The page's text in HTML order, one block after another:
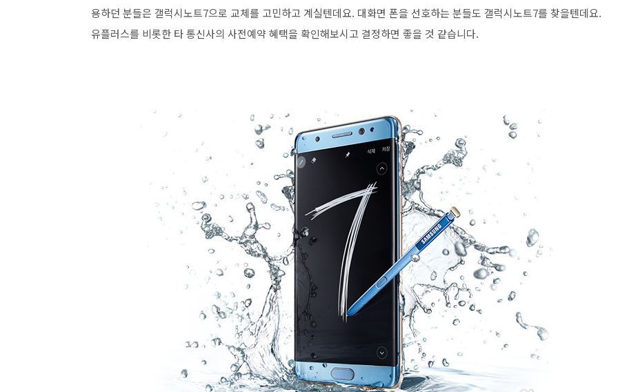
용하던 분들은 갤럭시노트7으로 교체를 고민하고 계실텐데요. 대화면 폰을 선호하는 분들도 갤럭시노트7를 찾을텐데요.
유플러스를 비롯한 타 통신사의 사전예약 혜택을 확인해보시고 결정하면 좋을 것 같습니다.